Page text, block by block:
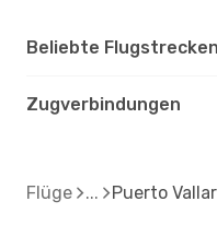
Beliebte Flugstrecken
Zugverbindungen
Flüge Puerto